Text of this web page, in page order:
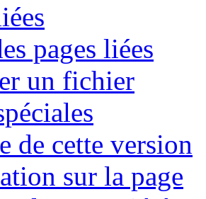
pages liées
un fichier
de cette version
sur la page